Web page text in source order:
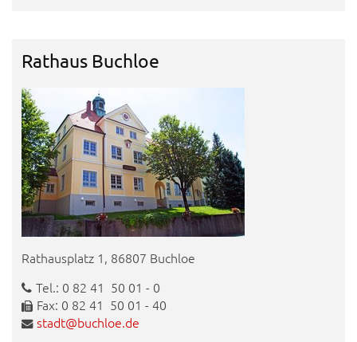
Rathaus Buchloe
Rathausplatz 1, 86807 Buchloe
Tel.: 0 82 41 50 01 - 0
Fax: 0 82 41 50 01 - 40
stadt@buchloe.de